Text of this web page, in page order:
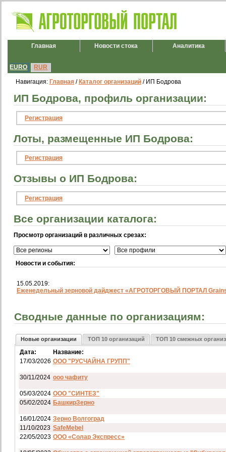
Главная Новости стока Аналитика
EURO RUR
Навигация: Главная / Каталог организаций / ИП Бодрова
ИП Бодрова, профиль организации:
Регистрация
Лоты, размещенные ИП Бодрова:
Регистрация
Отзывы о ИП Бодрова:
Регистрация
Все организации каталога:
Просмотр организаций в различных срезах:
Новости и события:
15.05.2019:
Еженедельный зерновой дайджест «АГРОТОРГОВЫЙ ПОРТАЛ
Сводные данные по организациям:
Новые организации ТОП 10 организаций ТОП 10 смежных
Дата:
Название:
17/03/2026 ООО "РУСЧАЙНА ГРУПП"
30/11/2024 ооо чафиту
05/03/2024 ООО "СИНТЕЗ"
05/02/2024 БашкирЗерно
16/01/2024 Зерно Волгоград
11/10/2023 SafeMebel
22/05/2023 ООО «Солар Экспресс»